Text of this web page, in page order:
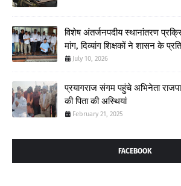
विशेष अंतर्जनपदीय स्थानांतरण
मांग, दिव्यांग शिक्षकों ने शासन के
July 10, 2026
प्रयागराज संगम पहुंचे अभिनेता
की पिता की अस्थियां
February 21, 2025
FACEBOOK